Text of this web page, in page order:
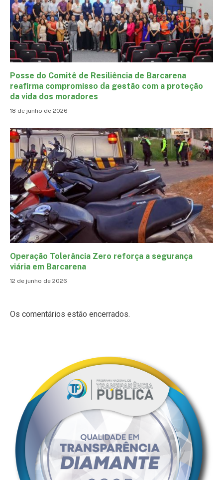
Posse do Comitê de Resiliência de Barcarena
reafirma compromisso da gestão com a proteção
da vida dos moradores
18 de junho de 2026
Operação Tolerância Zero reforça a segurança
viária em Barcarena
12 de junho de 2026
Os comentários estão encerrados.